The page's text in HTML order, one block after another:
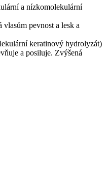
a nízkomolekulární
pevnost a lesk a
keratinový hydrolyzát)
a posiluje. Zvýšená